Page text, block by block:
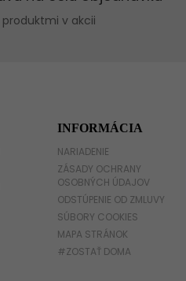
INFORMÁCIA
NARIADENIE
ZÁSADY OCHRANY
OSOBNÝCH ÚDAJOV
ODSTÚPENIE OD ZMLUVY
SÚBORY COOKIES
MAPA STRÁNOK
#ZOSTAŤ DOMA